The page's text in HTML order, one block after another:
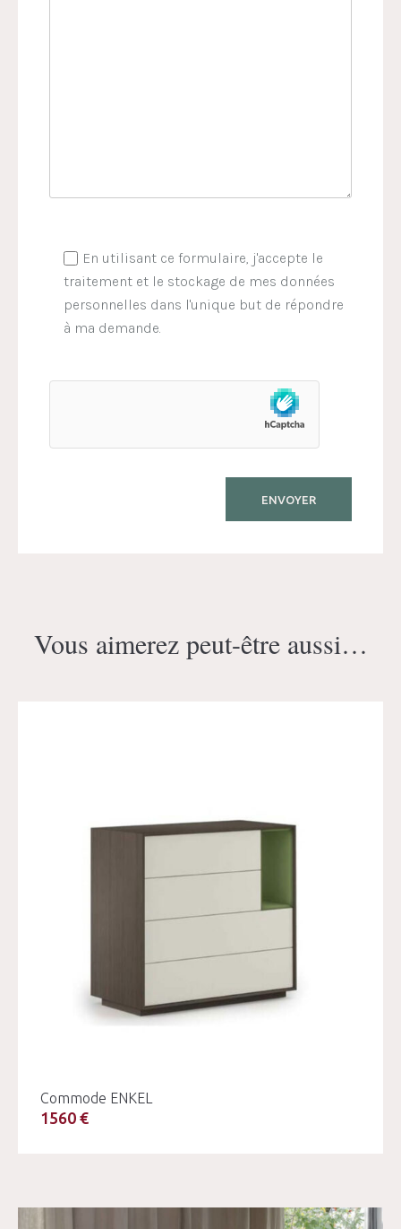
En utilisant ce formulaire, j'accepte le
traitement et le stockage de mes données
personnelles dans l'unique but de répondre
à ma demande.
Vous aimerez peut-être aussi…
Commode ENKEL
1560 €